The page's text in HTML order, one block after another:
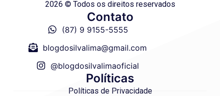
2026 © Todos os direitos reservados
Contato
(87) 9 9155-5555
blogdosilvalima@gmail.com
@blogdosilvalimaoficial
Políticas
Políticas de Privacidade